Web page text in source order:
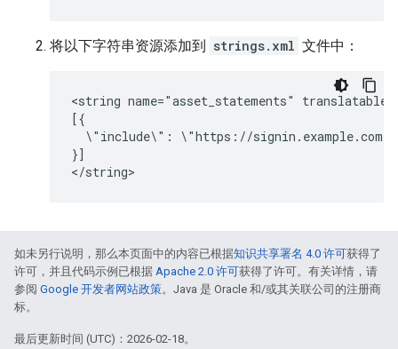
将以下字符串资源添加到 strings.xml 文件中：
<string name="asset_statements"
[{
\"include\": \"https://signin.example.com/
}]
如未另行说明，那么本页面中的内容已根据知识共享署名 4.0 许可获得了
许可，并且代码示例已根据 Apache 2.0 许可获得了许可。有关详情，请
参阅 Google 开发者网站政策。Java 是 Oracle 和/或其关联公司的注册商
标。
最后更新时间 (UTC)：2026-02-18。